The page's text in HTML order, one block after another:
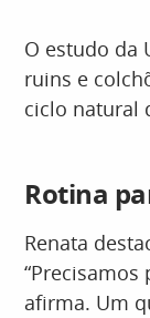
O estudo da
ruins e
ciclo natural
Rotina
Renata
“Precisamos
afirma. Um